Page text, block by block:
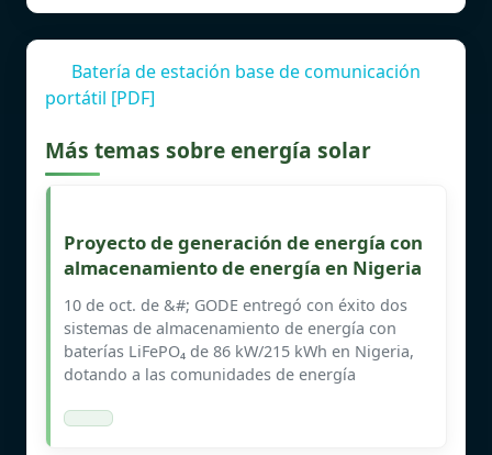
Batería de estación base de comunicación
portátil [PDF]
Más temas sobre energía solar
Proyecto de generación de energía con
almacenamiento de energía en Nigeria
10 de oct. de &#; GODE entregó con éxito dos
sistemas de almacenamiento de energía con
baterías LiFePO₄ de 86 kW/215 kWh en Nigeria,
dotando a las comunidades de energía